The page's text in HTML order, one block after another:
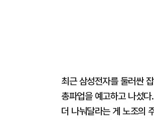
최근 삼성전자를 둘러싼
총파업을 예고하고 나섰
더 나눠달라는 게 노조의